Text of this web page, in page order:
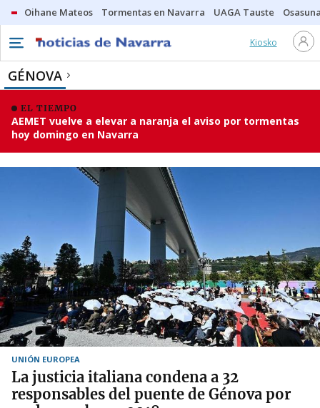
Oihane Mateos Tormentas en Navarra UAGA Tauste
Kiosko
GÉNOVA
EL TIEMPO
AEMET vuelve a elevar a naranja el aviso por tormentas
hoy domingo en Navarra
UNIÓN EUROPEA
La justicia italiana condena a 32
responsables del puente de Génova por